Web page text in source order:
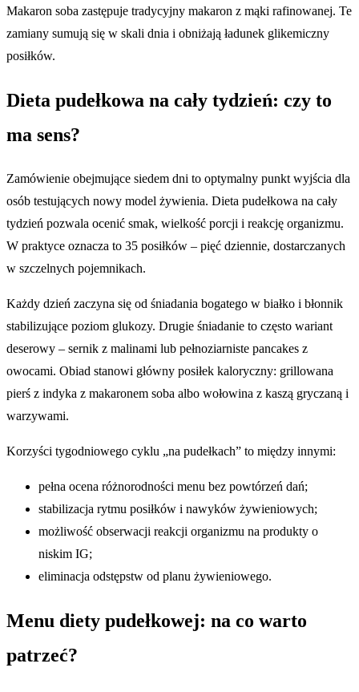
Makaron soba zastępuje tradycyjny makaron z mąki rafinowanej. Te
zamiany sumują się w skali dnia i obniżają ładunek glikemiczny
posiłków.
Dieta pudełkowa na cały tydzień: czy to
ma sens?
Zamówienie obejmujące siedem dni to optymalny punkt wyjścia dla
osób testujących nowy model żywienia. Dieta pudełkowa na cały
tydzień pozwala ocenić smak, wielkość porcji i reakcję organizmu.
W praktyce oznacza to 35 posiłków – pięć dziennie, dostarczanych
w szczelnych pojemnikach.
Każdy dzień zaczyna się od śniadania bogatego w białko i błonnik
stabilizujące poziom glukozy. Drugie śniadanie to często wariant
deserowy – sernik z malinami lub pełnoziarniste pancakes z
owocami. Obiad stanowi główny posiłek kaloryczny: grillowana
pierś z indyka z makaronem soba albo wołowina z kaszą gryczaną i
warzywami.
Korzyści tygodniowego cyklu „na pudełkach” to między innymi:
pełna ocena różnorodności menu bez powtórzeń dań;
stabilizacja rytmu posiłków i nawyków żywieniowych;
możliwość obserwacji reakcji organizmu na produkty o
niskim IG;
eliminacja odstępstw od planu żywieniowego.
Menu diety pudełkowej: na co warto
patrzeć?